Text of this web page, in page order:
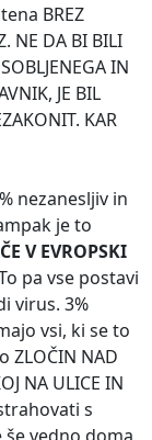
BREZ
NE DA BI BILI
IN
JE BIL
KAR
nezanesljiv in
je to
V EVROPSKI
pa vse postavi
virus. 3%
vsi, ki se to
ZLOČIN NAD
NA ULICE IN
s
še vedno doma